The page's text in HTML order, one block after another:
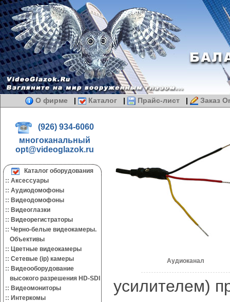
О фирме | Каталог | Прайс-лист | Заказ
(926) 934-6060
многоканальный
opt@videoglazok.ru
Каталог оборудования
:: Аксессуары
:: Аудиодомофоны
:: Видеодомофоны
:: Видеоглазки
:: Видеорегистраторы
:: Черно-белые видеокамеры.
Объективы
:: Цветные видеокамеры
:: Сетевые (ip) камеры
:: Видеооборудование
высокого разрешения HD-SDI
:: Видеомониторы
:: Интеркомы
Аудиоканал
усилителем)